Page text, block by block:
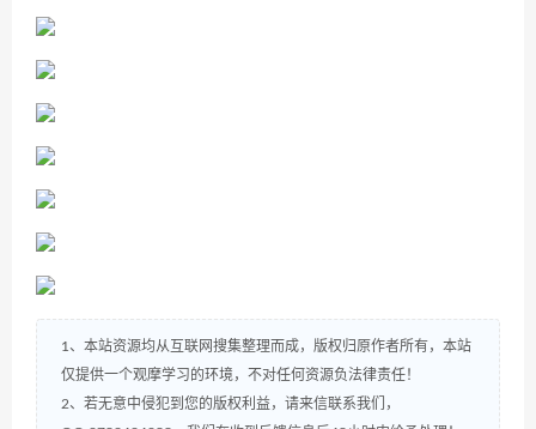
1、本站资源均从互联网搜集整理而成，版权归原作者所有，本站
仅提供一个观摩学习的环境，不对任何资源负法律责任！
2、若无意中侵犯到您的版权利益，请来信联系我们，